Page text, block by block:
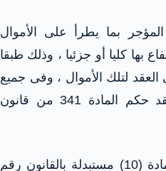
بما يطرأ على الأموال
بها كليا أو جزئيا ، وذلك طبقا
لتلك الأموال ، وفى جميع
الأحوال يسرى على هذا العقد حكم المادة 341 من قانون
مادة 10 الفقرة الثانية من المادة (10) مستبدلة بالقانون رقم